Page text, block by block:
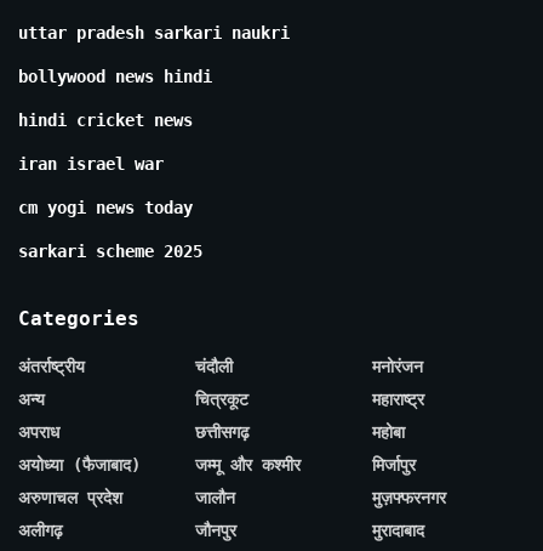
uttar pradesh sarkari naukri
bollywood news hindi
hindi cricket news
iran israel war
cm yogi news today
sarkari scheme 2025
Categories
अंतर्राष्ट्रीय
अन्य
अपराध
अयोध्या (फैजाबाद)
अरुणाचल प्रदेश
अलीगढ़
चंदौली
चित्रकूट
छत्तीसगढ़
जम्मू और कश्मीर
जालौन
जौनपुर
मनोरंजन
महाराष्ट्र
महोबा
मिर्जापुर
मुज़फ्फरनगर
मुरादाबाद